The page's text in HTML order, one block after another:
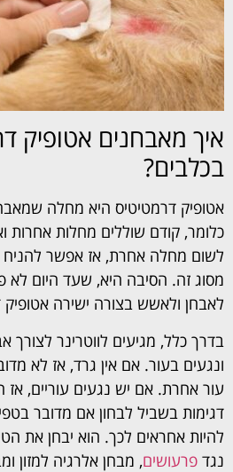
איך מאבחנים אטופיק
בכלבים?
אטופיק דרמטיטיס היא מחלה
כלומר, קודם שוללים מחלות אחרות
לשום מחלה אחרת, אז אפשר
מסוג זה. הסיבה היא, שעד היום
לאבחן ולאשש בצורה ישירה אטופיק
בדרך כלל, מגיעים לווטרינר לצורך
ונגעים בעור. אם אין גרד, אז לא
עור אחרת. אם יש נגעים עוריים, אז
דגימות בשביל לבחון אם מדובר
להיות אחראים לכך. הוא יבחן את
נגד פרעושים, מבחן אלרגיה למזון